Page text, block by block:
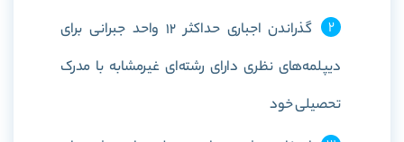
گذراندن اجباری حداکثر 12 واحد جبرانی برای
دیپلمه‌های نظری دارای رشته‌ای غیرمشابه با مدرک
تحصیلی خود